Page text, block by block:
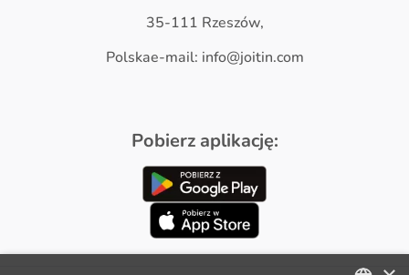
35-111 Rzeszów,
Polskae-mail: info@joitin.com
Pobierz aplikację: